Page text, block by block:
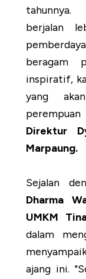
tahunnya.
berjalan
beragam
inspiratif,
yang
Direktur
Marpaung.
Sejalan
Dharma
UMKM
dalam
ajang ini.